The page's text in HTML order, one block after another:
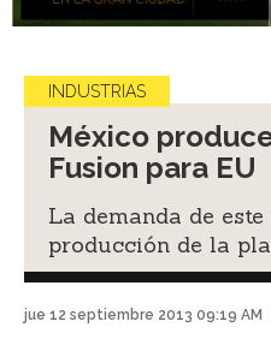
INDUSTRIAS
México
Fusion para EU
La demanda de
producción de la
jue 12 septiembre 2013 09:19 AM